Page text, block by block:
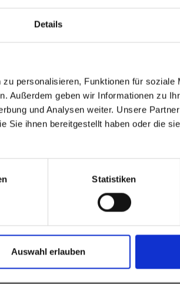
Details
personalisieren, Funktionen für soziale
Außerdem geben wir Informationen zu
und Analysen weiter. Unsere
Sie ihnen bereitgestellt haben oder die
Statistiken
Auswahl erlauben
the Stati
directly from here or discover what
Quantità